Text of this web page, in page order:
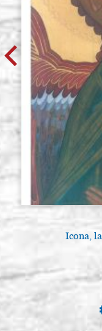
Icona,